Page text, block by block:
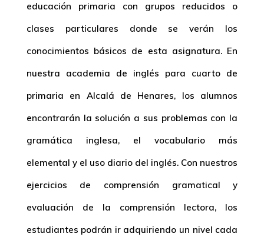
educación primaria con grupos reducidos o
clases particulares donde se verán los
conocimientos básicos de esta asignatura. En
nuestra academia de inglés para cuarto de
primaria en Alcalá de Henares, los alumnos
encontrarán la solución a sus problemas con la
gramática inglesa, el vocabulario más
elemental y el uso diario del inglés. Con nuestros
ejercicios de comprensión gramatical y
evaluación de la comprensión lectora, los
estudiantes podrán ir adquiriendo un nivel cada